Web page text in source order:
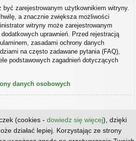
zarejestrowanym użytkownikiem witryny.
a znacznie zwiększa możliwości
witryny może zarejestrowanym
uprawnień. Przed rejestracją
zasadami ochrony danych
na często zadawane pytania (FAQ),
podstawowych zagadnień dotyczących
danych osobowych
Zespół administracyjny
Kontakt z nami
(cookies - dowiedz się więcej), dzięki
działać lepiej. Korzystając ze strony